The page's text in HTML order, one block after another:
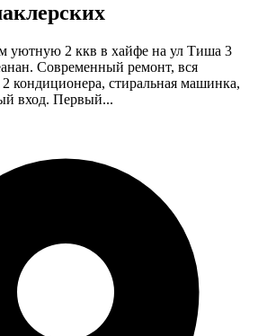
уютную 2 ккв в хайфе на ул Тиша 3
Современный ремонт, вся
кондиционера, стиральная машинка,
вход. Первый...